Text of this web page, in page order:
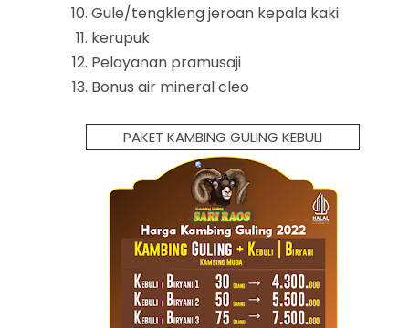
Gule/tengkleng jeroan kepala kaki
kerupuk
Pelayanan pramusaji
Bonus air mineral cleo
PAKET KAMBING GULING KEBULI